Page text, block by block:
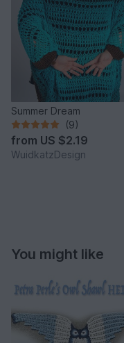
Summer Dream
(9)
from US $2.19
WuidkatzDesign
You might like